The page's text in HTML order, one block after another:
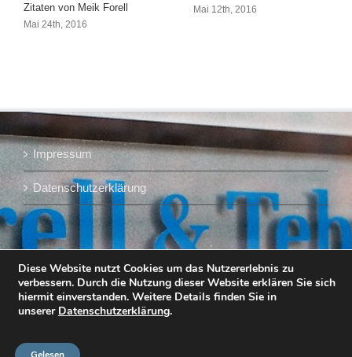
Zitaten von Meik Forell
Mai 24th, 2016
Mai 12th, 2016
Impressum
Datenschutzerklärung
Diese Website nutzt Cookies um das Nutzererlebnis zu
verbessern. Durch die Nutzung dieser Website erklären Sie sich
hiermit einverstanden. Weitere Details finden Sie in
unserer Datenschutzerklärung.